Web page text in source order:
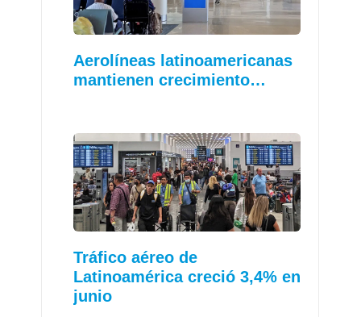
Aerolíneas latinoamericanas
mantienen crecimiento…
Tráfico aéreo de
Latinoamérica creció 3,4% en
junio